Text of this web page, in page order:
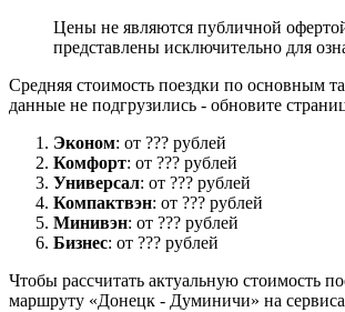
Цены не являются публичной
представлены исключительно для
Средняя стоимость поездки по основным
данные не подгрузились - обновите
Эконом: от ??? рублей
Комфорт: от ??? рублей
Универсал: от ??? рублей
Компактвэн: от ??? рублей
Минивэн: от ??? рублей
Бизнес: от ??? рублей
Чтобы рассчитать актуальную стоимость
маршруту «Донецк - Думиничи» на